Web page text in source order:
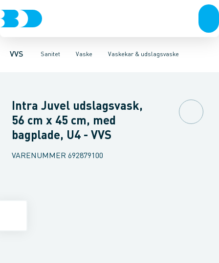
VVS Sanitet
Rør & fittingsPressfittings & rørKuglehaner & ventiler
Vaske
Toiletter, sæder og cisterner VaskeArmaturerBrusere
Vaskekar & udslagsvaske
KøkkenvaskeHåndvaskeStålhåndvaske Vaskerender
Intra Juvel udslagsvask,
56 cm x 45 cm, med
bagplade, U4 - VVS
VARENUMMER 692879100